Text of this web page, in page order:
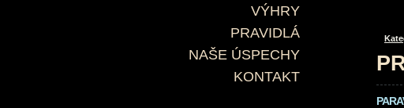
VÝHRY
PRAVIDLÁ
NAŠE ÚSPECHY
KONTAKT